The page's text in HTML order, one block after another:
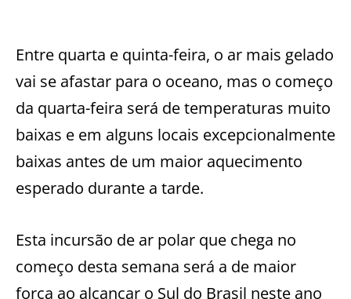
Entre quarta e quinta-feira, o ar mais gelado
vai se afastar para o oceano, mas o começo
da quarta-feira será de temperaturas muito
baixas e em alguns locais excepcionalmente
baixas antes de um maior aquecimento
esperado durante a tarde.
Esta incursão de ar polar que chega no
começo desta semana será a de maior
força ao alcançar o Sul do Brasil neste ano